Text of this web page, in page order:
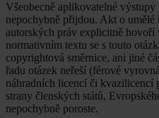
Všeobecně aplikovatelné
nepochybně přijdou. Akt o
autorských práv explicitně hovoří
normativním textu se s touto
copyrightová směrnice, ani jiné
řadu otázek neřeší (férové
náhradních licencí či kvazilicencí
strany členských států,
nepochybně poroste.